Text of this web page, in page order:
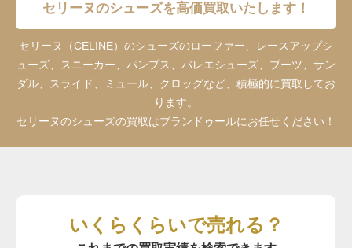
セリーヌのシューズを高価買取いたします！
セリーヌ（CELINE）のシューズのローファー、レースアップシ
ューズ、スニーカー、パンプス、バレエシューズ、ブーツ、サン
ダル、スライド、ミュール、クロッグなど、積極的に買取してお
ります。
セリーヌのシューズの買取はブランドゥールにお任せください！
いくらくらいで売れる？